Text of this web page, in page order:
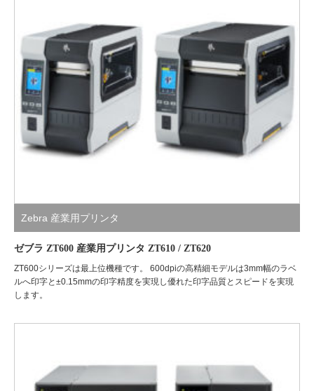
Zebra 産業用プリンタ
ゼブラ ZT600 産業用プリンタ ZT610 / ZT620
ZT600シリーズは最上位機種です。 600dpiの高精細モデルは3mm幅のラベ
ルへ印字と±0.15mmの印字精度を実現し優れた印字品質とスピードを実現
します。